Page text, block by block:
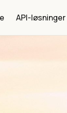
API-løsninger